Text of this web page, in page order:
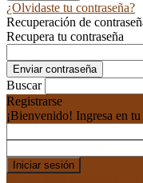
¿Olvidaste tu contraseña?
Recuperación de
Recupera tu contraseña
Buscar
Registrarse
¡Bienvenido! Ingresa en tu